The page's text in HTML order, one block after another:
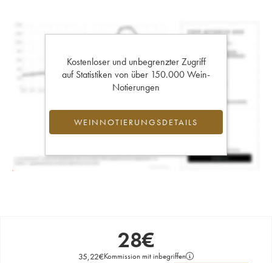
Kostenloser und unbegrenzter Zugriff
auf Statistiken von über 150.000 Wein-
Notierungen
WEINNOTIERUNGSDETAILS
28€
35,22€Kommission mit inbegriffen